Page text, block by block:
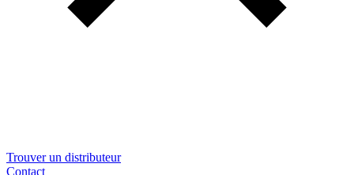
Trouver un distributeur
Contact